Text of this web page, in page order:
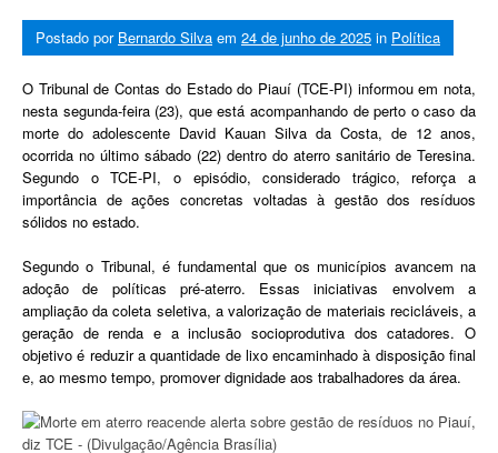
Postado por Bernardo Silva em 24 de junho de 2025 in Política
O Tribunal de Contas do Estado do Piauí (TCE-PI) informou em nota,
nesta segunda-feira (23), que está acompanhando de perto o caso da
morte do adolescente David Kauan Silva da Costa, de 12 anos,
ocorrida no último sábado (22) dentro do aterro sanitário de Teresina.
Segundo o TCE-PI, o episódio, considerado trágico, reforça a
importância de ações concretas voltadas à gestão dos resíduos
sólidos no estado.
Segundo o Tribunal, é fundamental que os municípios avancem na
adoção de políticas pré-aterro. Essas iniciativas envolvem a
ampliação da coleta seletiva, a valorização de materiais recicláveis, a
geração de renda e a inclusão socioprodutiva dos catadores. O
objetivo é reduzir a quantidade de lixo encaminhado à disposição final
e, ao mesmo tempo, promover dignidade aos trabalhadores da área.